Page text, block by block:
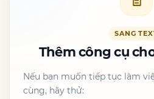
SANG
Thêm công cụ
Nếu bạn muốn tiếp tục làm
cùng, hãy thử: